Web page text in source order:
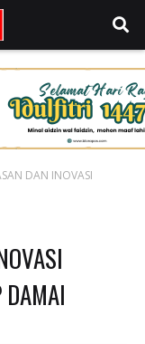
DAN INOVASI
DAMAI